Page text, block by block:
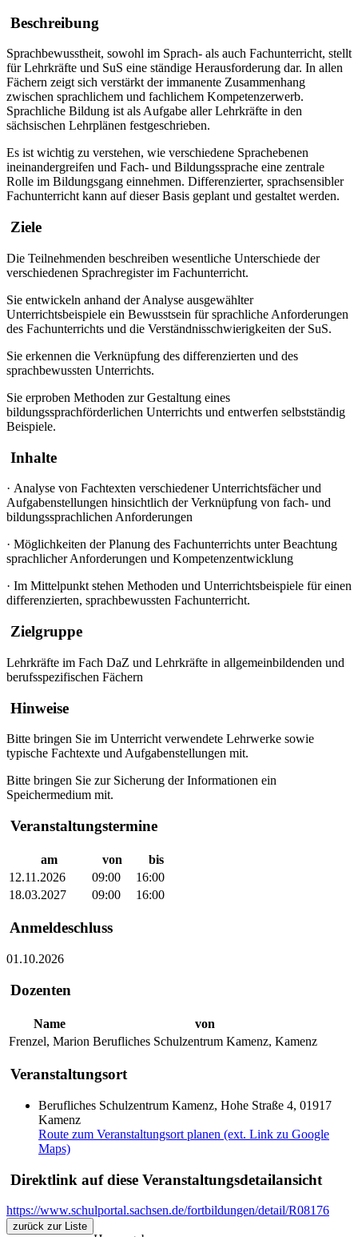
Beschreibung
Sprachbewusstheit, sowohl im Sprach- als auch Fachunterricht, stellt
für Lehrkräfte und SuS eine ständige Herausforderung dar. In allen
Fächern zeigt sich verstärkt der immanente Zusammenhang
zwischen sprachlichem und fachlichem Kompetenzerwerb.
Sprachliche Bildung ist als Aufgabe aller Lehrkräfte in den
sächsischen Lehrplänen festgeschrieben.
Es ist wichtig zu verstehen, wie verschiedene Sprachebenen
ineinandergreifen und Fach- und Bildungssprache eine zentrale
Rolle im Bildungsgang einnehmen. Differenzierter, sprachsensibler
Fachunterricht kann auf dieser Basis geplant und gestaltet werden.
Ziele
Die Teilnehmenden beschreiben wesentliche Unterschiede der
verschiedenen Sprachregister im Fachunterricht.
Sie entwickeln anhand der Analyse ausgewählter
Unterrichtsbeispiele ein Bewusstsein für sprachliche Anforderungen
des Fachunterrichts und die Verständnisschwierigkeiten der SuS.
Sie erkennen die Verknüpfung des differenzierten und des
sprachbewussten Unterrichts.
Sie erproben Methoden zur Gestaltung eines
bildungssprachförderlichen Unterrichts und entwerfen selbstständig
Beispiele.
Inhalte
· Analyse von Fachtexten verschiedener Unterrichtsfächer und
Aufgabenstellungen hinsichtlich der Verknüpfung von fach- und
bildungssprachlichen Anforderungen
· Möglichkeiten der Planung des Fachunterrichts unter Beachtung
sprachlicher Anforderungen und Kompetenzentwicklung
· Im Mittelpunkt stehen Methoden und Unterrichtsbeispiele für einen
differenzierten, sprachbewussten Fachunterricht.
Zielgruppe
Lehrkräfte im Fach DaZ und Lehrkräfte in allgemeinbildenden und
berufsspezifischen Fächern
Hinweise
Bitte bringen Sie im Unterricht verwendete Lehrwerke sowie
typische Fachtexte und Aufgabenstellungen mit.
Bitte bringen Sie zur Sicherung der Informationen ein
Speichermedium mit.
Veranstaltungstermine
am von
bis
12.11.2026
09:00
16:00
18.03.2027
09:00 16:00
Anmeldeschluss
01.10.2026
Dozenten
Name
von
Frenzel, Marion Berufliches Schulzentrum Kamenz, Kamenz
Veranstaltungsort
Berufliches Schulzentrum Kamenz, Hohe Straße 4, 01917
Kamenz
Route zum Veranstaltungsort planen (ext. Link zu Google
Maps)
Direktlink auf diese Veranstaltungsdetailansicht
https://www.schulportal.sachsen.de/fortbildungen/detail/R08176
zurück zur Liste